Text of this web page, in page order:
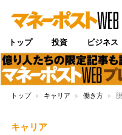
トップ 投資 ビジネス
トップ キャリア 働き方
キャリア